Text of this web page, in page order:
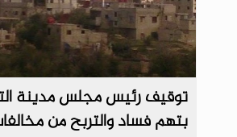
توقيف رئيس مجلس مدينة
بتهم فساد والتربح من